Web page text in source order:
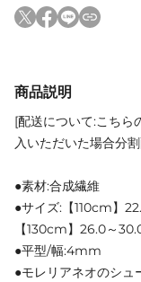
商品説明
[配送について:こちら
入いただいた場合分
●素材:合成繊維
●サイズ:【110cm】
【130cm】26.0～
●平型/幅:4mm
●モレリアネオのシュ